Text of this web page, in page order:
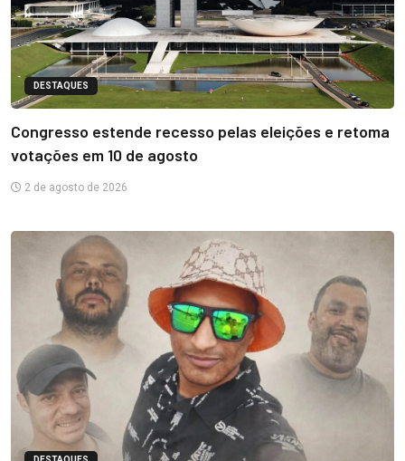
DESTAQUES
Congresso estende recesso pelas eleições e retoma
votações em 10 de agosto
2 de agosto de 2026